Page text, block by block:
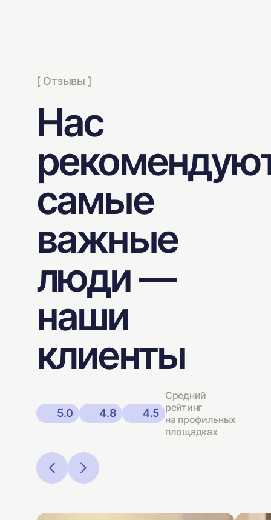
[ Отзывы ]
Нас
самые
важные
люди —
наши
клиенты
5.0 4.8 4.5
Средний
рейтинг
на профильных
площадках